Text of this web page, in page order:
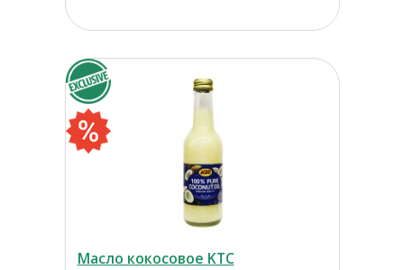
Масло кокосовое KTC